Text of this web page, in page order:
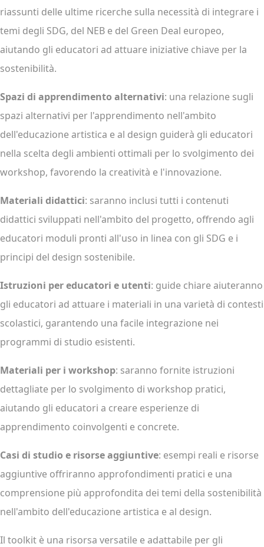
riassunti delle ultime ricerche sulla necessità di integrare i
temi degli SDG, del NEB e del Green Deal europeo,
aiutando gli educatori ad attuare iniziative chiave per la
sostenibilità.
Spazi di apprendimento alternativi: una relazione sugli
spazi alternativi per l'apprendimento nell'ambito
dell'educazione artistica e al design guiderà gli educatori
nella scelta degli ambienti ottimali per lo svolgimento dei
workshop, favorendo la creatività e l'innovazione.
Materiali didattici: saranno inclusi tutti i contenuti
didattici sviluppati nell'ambito del progetto, offrendo agli
educatori moduli pronti all'uso in linea con gli SDG e i
principi del design sostenibile.
Istruzioni per educatori e utenti: guide chiare aiuteranno
gli educatori ad attuare i materiali in una varietà di contesti
scolastici, garantendo una facile integrazione nei
programmi di studio esistenti.
Materiali per i workshop: saranno fornite istruzioni
dettagliate per lo svolgimento di workshop pratici,
aiutando gli educatori a creare esperienze di
apprendimento coinvolgenti e concrete.
Casi di studio e risorse aggiuntive: esempi reali e risorse
aggiuntive offriranno approfondimenti pratici e una
comprensione più approfondita dei temi della sostenibilità
nell'ambito dell'educazione artistica e al design.
Il toolkit è una risorsa versatile e adattabile per gli